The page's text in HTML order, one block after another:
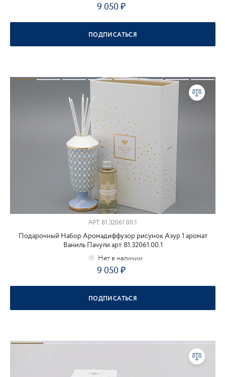
9 050
ПОДПИСАТЬСЯ
АРТ. 81.32061.00.1
Подарочный Набор Аромадиффузор рисунок Азур 1 аромат
Ваниль Пачули арт. 81.32061.00.1
9 050
ПОДПИСАТЬСЯ